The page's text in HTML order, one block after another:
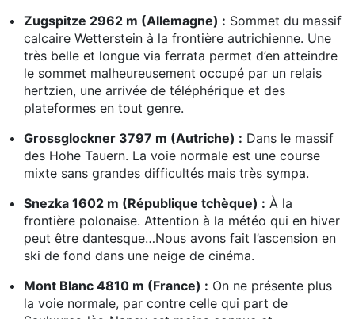
Zugspitze 2962 m (Allemagne) : Sommet du massif
calcaire Wetterstein à la frontière autrichienne. Une
très belle et longue via ferrata permet d’en atteindre
le sommet malheureusement occupé par un relais
hertzien, une arrivée de téléphérique et des
plateformes en tout genre.
Grossglockner 3797 m (Autriche) : Dans le massif
des Hohe Tauern. La voie normale est une course
mixte sans grandes difficultés mais très sympa.
Snezka 1602 m (République tchèque) : À la
frontière polonaise. Attention à la météo qui en hiver
peut être dantesque…Nous avons fait l’ascension en
ski de fond dans une neige de cinéma.
Mont Blanc 4810 m (France) : On ne présente plus
la voie normale, par contre celle qui part de